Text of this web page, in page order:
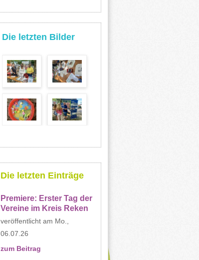
Die letzten Bilder
Die letzten Einträge
Premiere: Erster Tag der
Vereine im Kreis Reken
Mo.,
06.07.26
zum Beitrag